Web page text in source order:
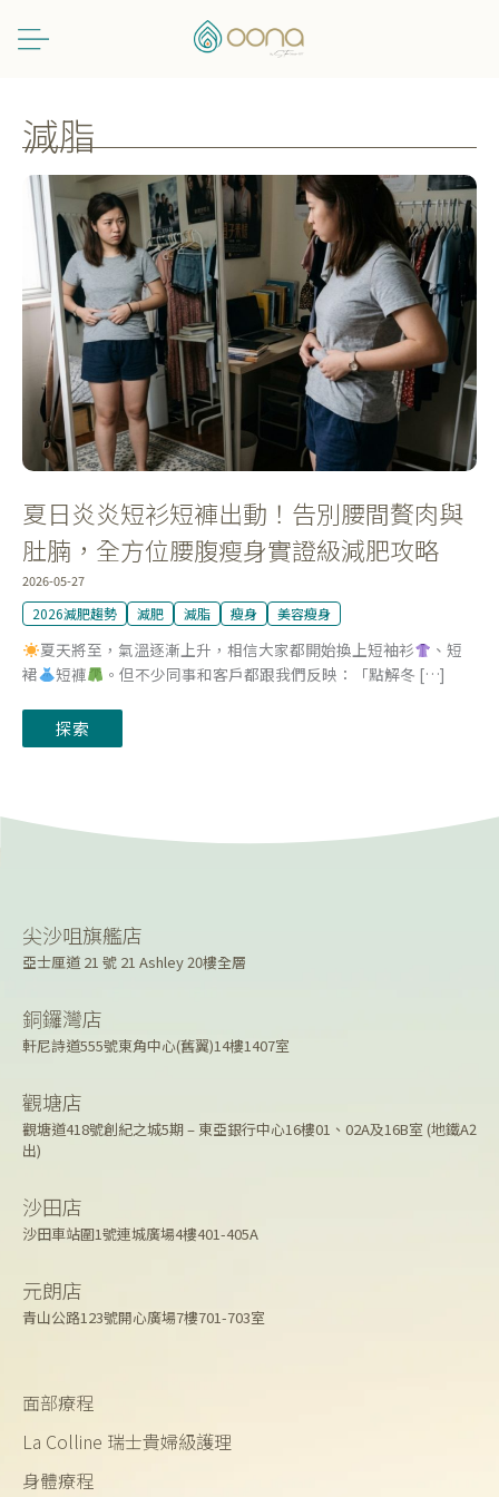
減脂
夏日炎炎短衫短褲出動！告別腰間贅肉與
肚腩，全方位腰腹瘦身實證級減肥攻略
2026-05-27
2026減肥趨勢 減肥 減脂 瘦身 美容瘦身
夏天將至，氣溫逐漸上升，相信大家都開始換上短袖衫
、短
裙
短褲 。但不少同事和客戶都跟我們反映：「點解冬 […]
夏
炎
炎
短
衫
短
褲
出
動！
告
別
腰
間
贅
肉
與
肚
腩，
全
位
腰
腹
瘦
實
證
級
減
肥
攻
略
探索
尖沙咀旗艦店
亞士厘道 21 號 21 Ashley 20樓全層
銅鑼灣店
軒尼詩道555號東角中心(舊翼)14樓1407室
觀塘店
觀塘道418號創紀之城5期 – 東亞銀行中心16樓01、02A及16B室 (地鐵A2
出)
沙田店
沙田車站圍1號連城廣場4樓401-405A
元朗店
青山公路123號開心廣場7樓701-703室
面部療程
La Colline 瑞士貴婦級護理
身體療程